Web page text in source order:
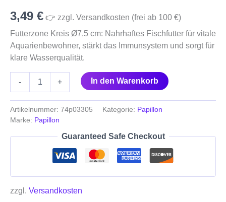
3,49 € 👉 zzgl. Versandkosten (frei ab 100 €)
Futterzone Kreis Ø7,5 cm: Nahrhaftes Fischfutter für vitale
Aquarienbewohner, stärkt das Immunsystem und sorgt für
klare Wasserqualität.
- + In den Warenkorb
Artikelnummer: 74p03305 Kategorie: Papillon
Marke: Papillon
Guaranteed Safe Checkout
zzgl. Versandkosten